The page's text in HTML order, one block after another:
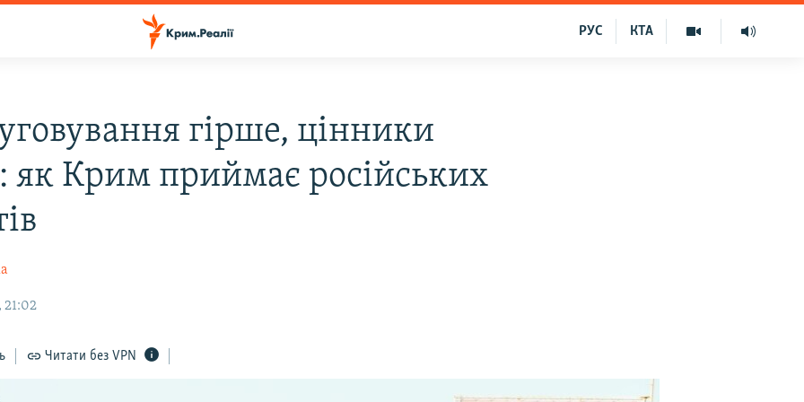
КТА
РУС
гірше, цінники
як Крим приймає російських
21:02
Читати без VPN